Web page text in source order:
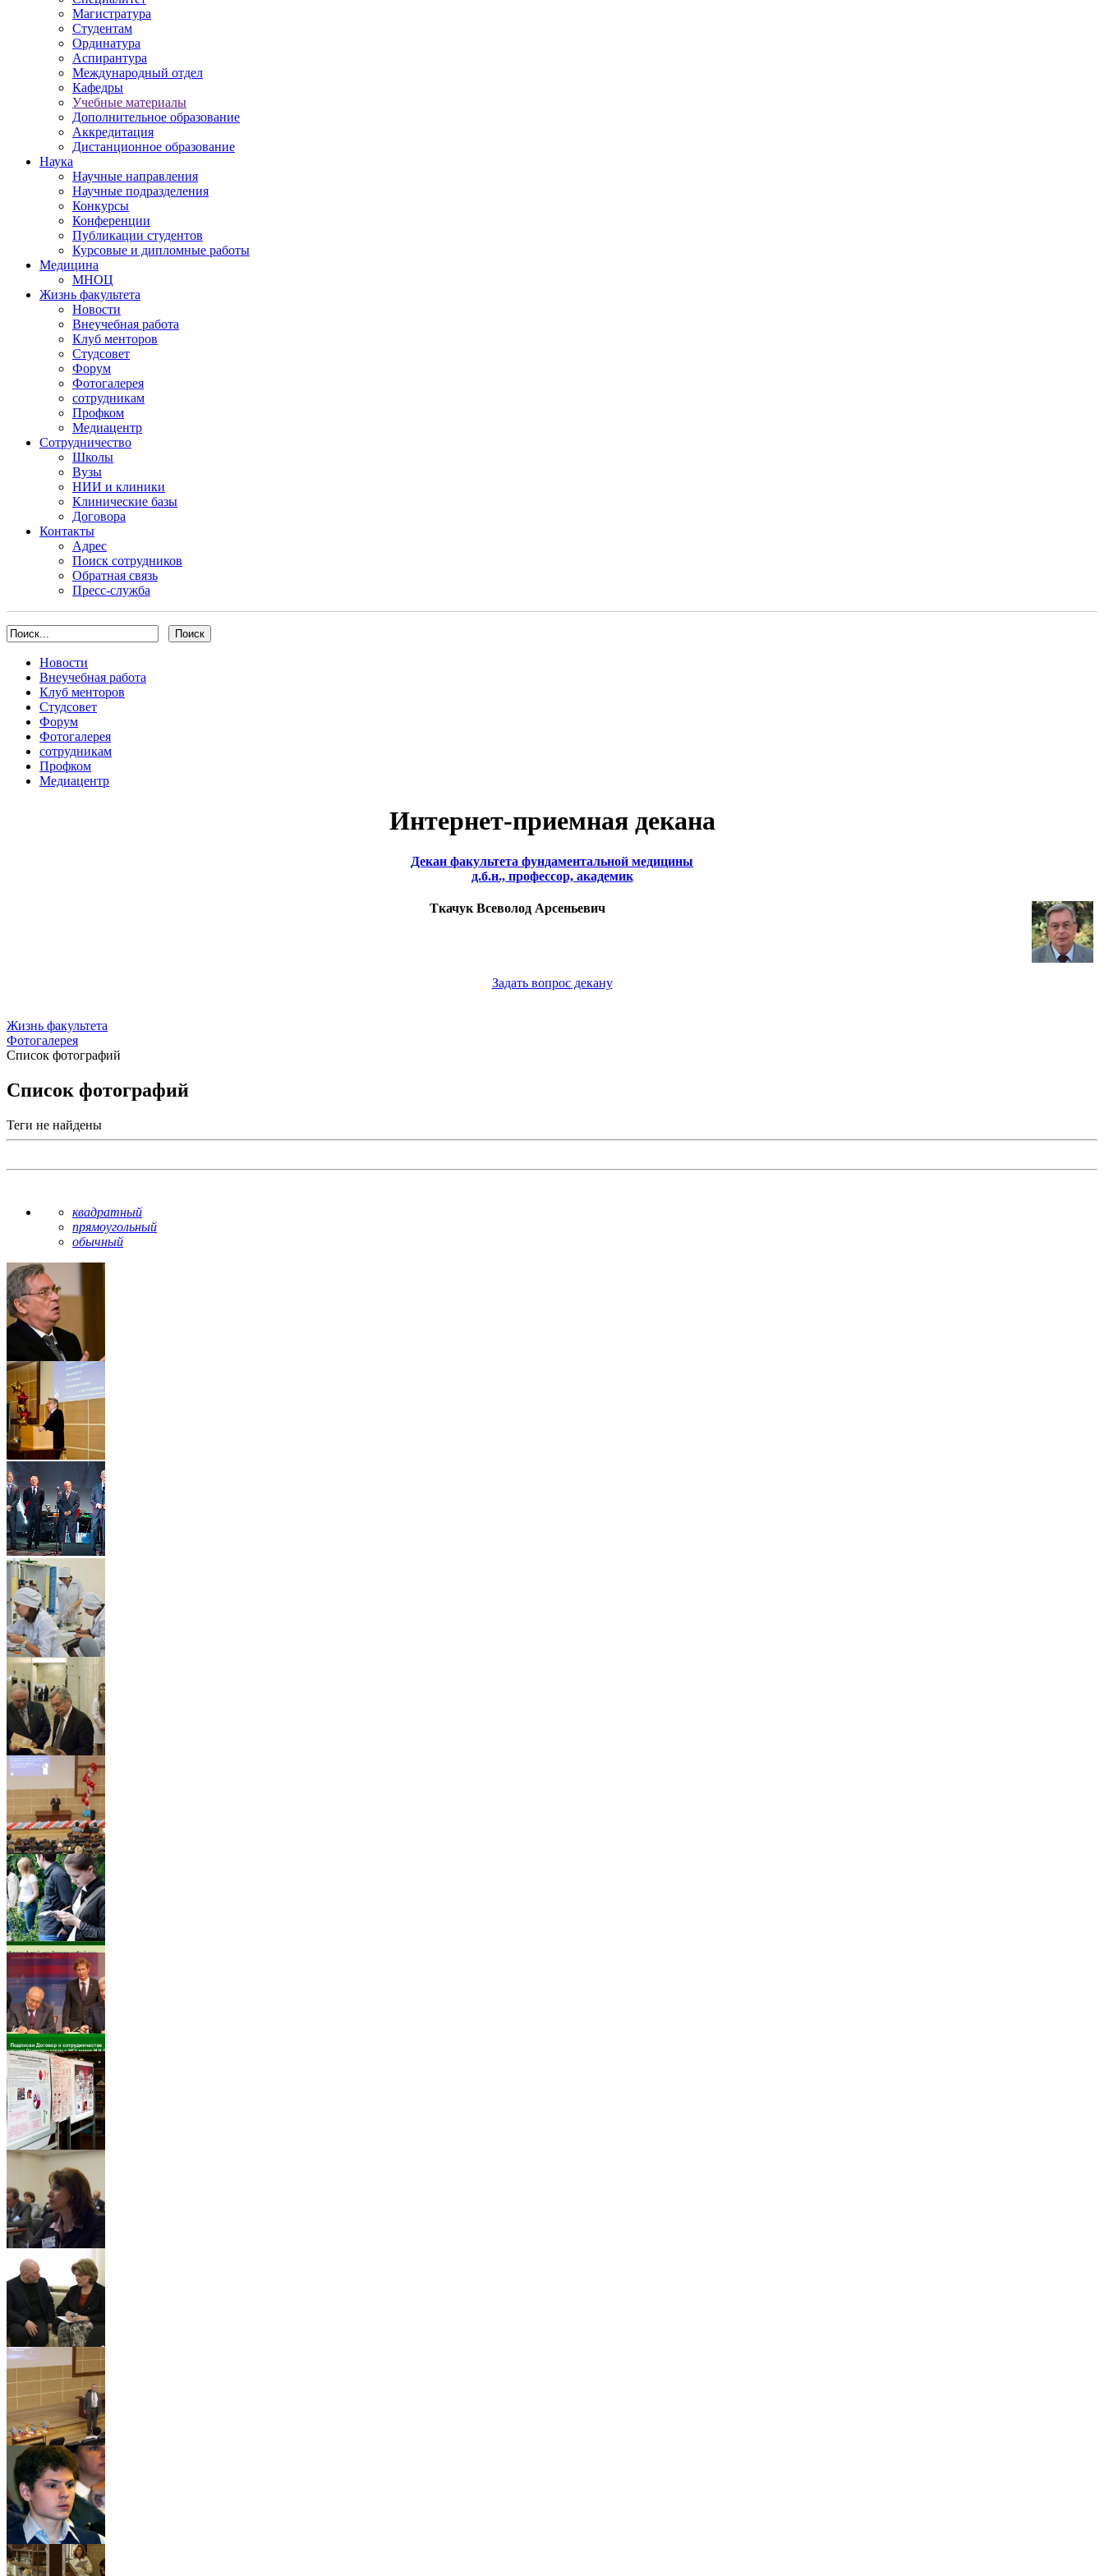
Магистратура
Студентам
Ординатура
Аспирантура
Международный отдел
Кафедры
Учебные материалы
Дополнительное образование
Аккредитация
Дистанционное образование
Наука
Научные направления
Научные подразделения
Конкурсы
Конференции
Публикации студентов
Курсовые и дипломные работы
Медицина
МНОЦ
Жизнь факультета
Новости
Внеучебная работа
Клуб менторов
Студсовет
Форум
Фотогалерея
сотрудникам
Профком
Медиацентр
Сотрудничество
Школы
Вузы
НИИ и клиники
Клинические базы
Договора
Контакты
Адрес
Поиск сотрудников
Обратная связь
Пресс-служба
Новости
Внеучебная работа
Клуб менторов
Студсовет
Форум
Фотогалерея
сотрудникам
Профком
Медиацентр
Интернет-приемная декана
Декан факультета фундаментальной медицины
д.б.н., профессор, академик
Ткачук Всеволод Арсеньевич
Задать вопрос декану
Жизнь факультета
Фотогалерея
Список фотографий
Список фотографий
Теги не найдены
квадратный
прямоугольный
обычный